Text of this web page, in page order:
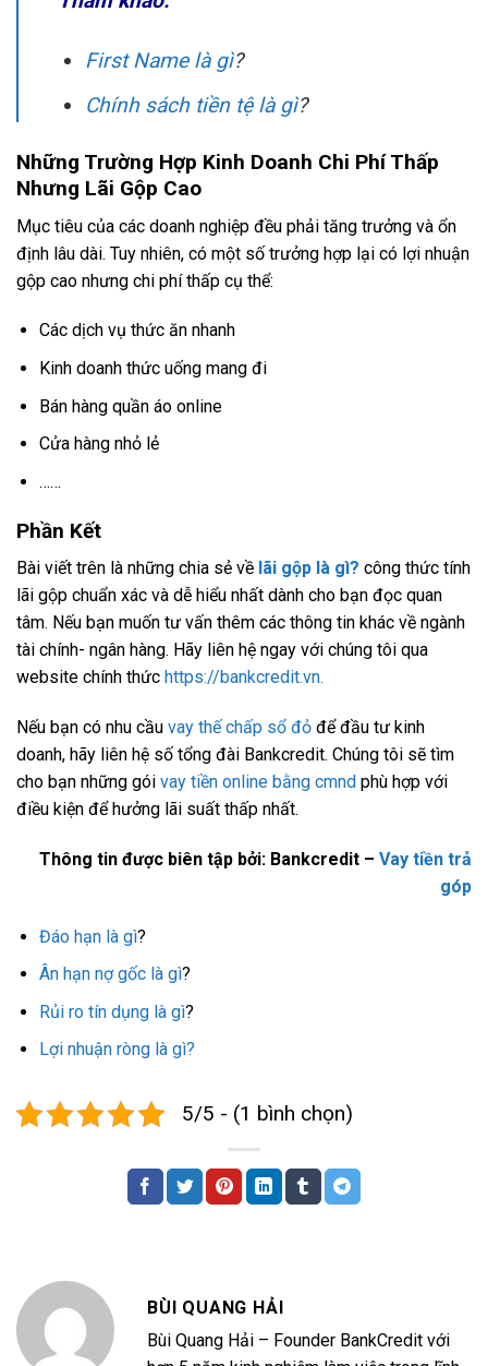
First Name là gì?
Chính sách tiền tệ là gì?
Những Trường Hợp Kinh Doanh Chi Phí Thấp
Nhưng Lãi Gộp Cao
Mục tiêu của các doanh nghiệp đều phải tăng trưởng và ổn
định lâu dài. Tuy nhiên, có một số trưởng hợp lại có lợi nhuận
gộp cao nhưng chi phí thấp cụ thể:
Các dịch vụ thức ăn nhanh
Kinh doanh thức uống mang đi
Bán hàng quần áo online
Cửa hàng nhỏ lẻ
……
Phần Kết
Bài viết trên là những chia sẻ về lãi gộp là gì? công thức tính
lãi gộp chuẩn xác và dễ hiểu nhất dành cho bạn đọc quan
tâm. Nếu bạn muốn tư vấn thêm các thông tin khác về ngành
tài chính- ngân hàng. Hãy liên hệ ngay với chúng tôi qua
website chính thức https://bankcredit.vn.
Nếu bạn có nhu cầu vay thế chấp sổ đỏ để đầu tư kinh
doanh, hãy liên hệ số tổng đài Bankcredit. Chúng tôi sẽ tìm
cho bạn những gói vay tiền online bằng cmnd phù hợp với
điều kiện để hưởng lãi suất thấp nhất.
Thông tin được biên tập bởi: Bankcredit – Vay tiền trả
góp
Đáo hạn là gì?
Ân hạn nợ gốc là gì?
Rủi ro tín dụng là gì?
Lợi nhuận ròng là gì?
5/5 - (1 bình chọn)
BÙI QUANG HẢI
Bùi Quang Hải – Founder BankCredit với